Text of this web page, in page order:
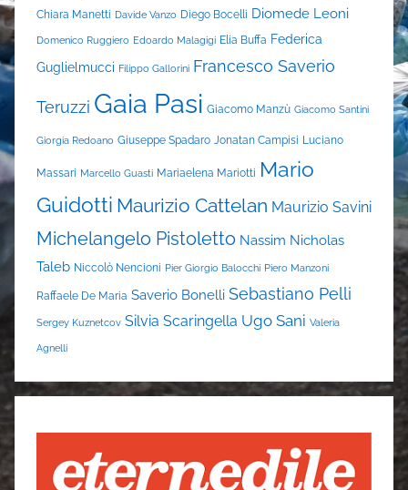
Chiara Manetti Davide Vanzo Diego Bocelli Diomede Leoni
Domenico Ruggiero Edoardo Malagigi Elia Buffa Federica
Guglielmucci Filippo Gallorini Francesco Saverio
Teruzzi Gaia Pasi Giacomo Manzù Giacomo Santini
Giorgia Redoano Giuseppe Spadaro Jonatan Campisi Luciano
Massari Marcello Guasti Mariaelena Mariotti Mario
Guidotti Maurizio Cattelan Maurizio Savini
Michelangelo Pistoletto Nassim Nicholas
Taleb Niccolò Nencioni Pier Giorgio Balocchi Piero Manzoni
Raffaele De Maria Saverio Bonelli Sebastiano Pelli
Sergey Kuznetcov Silvia Scaringella Ugo Sani Valeria
Agnelli